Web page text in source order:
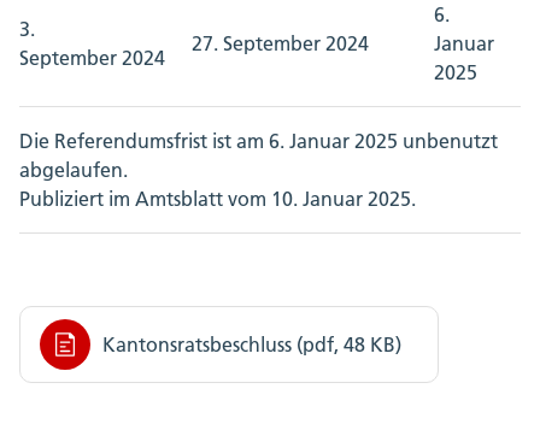
3.
September 2024
27. September 2024
6.
Januar
2025
Die Referendumsfrist ist am 6. Januar 2025 unbenutzt
abgelaufen.
Publiziert im Amtsblatt vom 10. Januar 2025.
Kantonsratsbeschluss (pdf, 48 KB)